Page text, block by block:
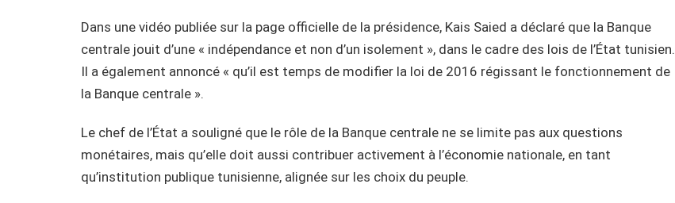
Dans une vidéo publiée sur la page officielle de la présidence, Kais Saied a déclaré que la Banque
centrale jouit d’une « indépendance et non d’un isolement », dans le cadre des lois de l’État tunisien.
Il a également annoncé « qu’il est temps de modifier la loi de 2016 régissant le fonctionnement de
la Banque centrale ».
Le chef de l’État a souligné que le rôle de la Banque centrale ne se limite pas aux questions
monétaires, mais qu’elle doit aussi contribuer activement à l’économie nationale, en tant
qu’institution publique tunisienne, alignée sur les choix du peuple.